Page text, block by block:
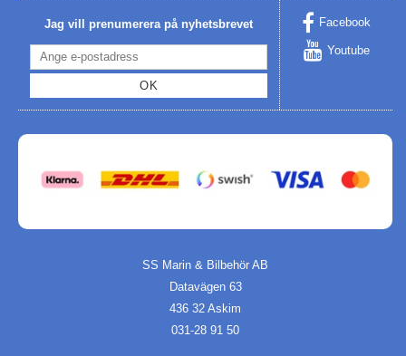
Jag vill prenumerera på nyhetsbrevet
OK
Facebook
Youtube
SS Marin & Bilbehör AB
Datavägen 63
436 32 Askim
031-28 91 50